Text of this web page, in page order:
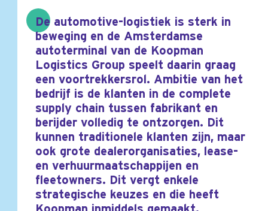
De automotive-logistiek is sterk in
beweging en de Amsterdamse
autoterminal van de Koopman
Logistics Group speelt daarin graag
een voortrekkersrol. Ambitie van het
bedrijf is de klanten in de complete
supply chain tussen fabrikant en
berijder volledig te ontzorgen. Dit
kunnen traditionele klanten zijn, maar
ook grote dealerorganisaties, lease-
en verhuurmaatschappijen en
fleetowners. Dit vergt enkele
strategische keuzes en die heeft